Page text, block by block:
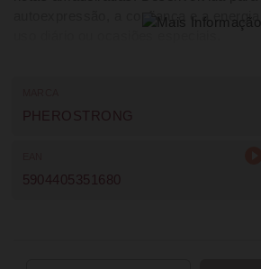
autoexpressão, a confiança e a
PHEROSTRONG
5904405351680